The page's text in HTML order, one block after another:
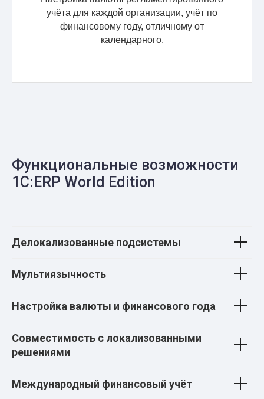
учёта для каждой организации, учёт по
финансовому году, отличному от
календарного.
Функциональные возможности
1С:ERP World Edition
Делокализованные подсистемы
Мультиязычность
Настройка валюты и финансового года
Совместимость с локализованными
решениями
Международный финансовый учёт